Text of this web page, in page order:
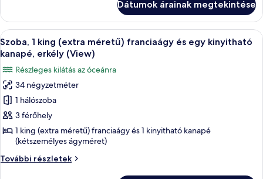
néző
néző
további
részletei
Dátumok árainak megtekintése
A
következő
szoba
összes
képének
megtekintése:
Szoba,
1
king
(extra
Egy szállodai szoba, amelyben
7
Szoba, 1 king (extra méretű) franciaágy és egy kinyitható
kanapé, erkély (View)
Részleges kilátás az óceánra
34 négyzetméter
1 hálószoba
3 férőhely
1 king (extra méretű) franciaágy és 1 kinyitható kanapé
(kétszemélyes ágyméret)
További részletek
Szoba,